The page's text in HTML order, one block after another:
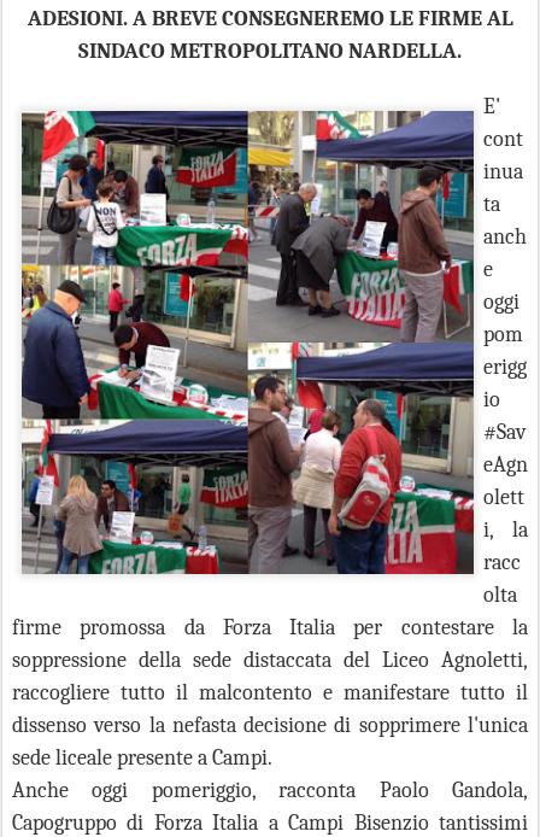
ADESIONI. A BREVE CONSEGNEREMO LE FIRME AL
SINDACO METROPOLITANO NARDELLA.
E'
cont
inua
ta
anch
e
oggi
pom
erigg
io
#Sav
eAgn
olett
i, la
racc
olta
firme promossa da Forza Italia per contestare la
soppressione della sede distaccata del Liceo Agnoletti,
raccogliere tutto il malcontento e manifestare tutto il
dissenso verso la nefasta decisione di sopprimere l'unica
sede liceale presente a Campi.
Anche oggi pomeriggio, racconta Paolo Gandola,
Capogruppo di Forza Italia a Campi Bisenzio tantissimi